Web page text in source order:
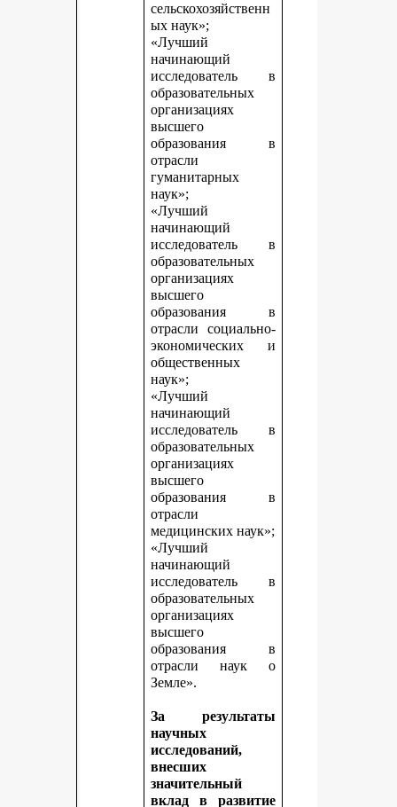
сельскохозяйственн
ых наук»;
«Лучший
начинающий
исследователь в
образовательных
организациях
высшего
образования в
отрасли
гуманитарных
наук»;
«Лучший
начинающий
исследователь в
образовательных
организациях
высшего
образования в
отрасли социально-
экономических и
общественных
наук»;
«Лучший
начинающий
исследователь в
образовательных
организациях
высшего
образования в
отрасли
медицинских наук»;
«Лучший
начинающий
исследователь в
образовательных
организациях
высшего
образования в
отрасли наук о
Земле».
За результаты
научных
исследований,
внесших
значительный
вклад в развитие